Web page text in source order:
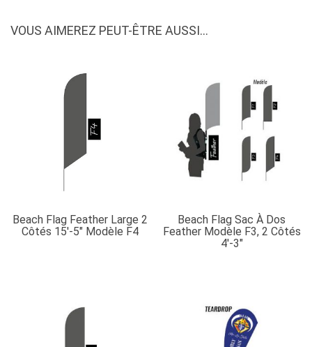
moyen
VOUS AIMEREZ PEUT-ÊTRE AUSSI…
Beach Flag Feather Large 2
Côtés 15′-5″ Modèle F4
Beach Flag Sac À Dos
Feather Modèle F3, 2 Côtés
4′-3″